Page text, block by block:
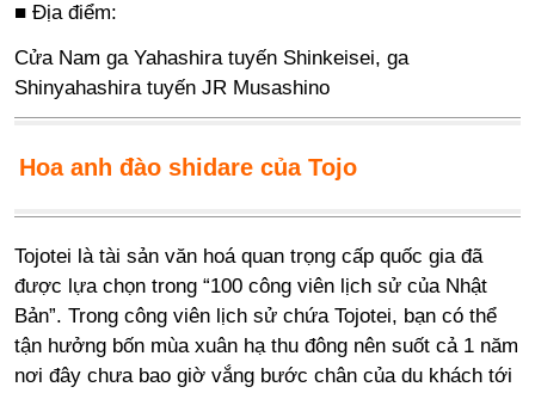
■ Địa điểm:
Cửa Nam ga Yahashira tuyến Shinkeisei, ga
Shinyahashira tuyến JR Musashino
Hoa anh đào shidare của Tojo
Tojotei là tài sản văn hoá quan trọng cấp quốc gia đã
được lựa chọn trong “100 công viên lịch sử của Nhật
Bản”. Trong công viên lịch sử chứa Tojotei, bạn có thể
tận hưởng bốn mùa xuân hạ thu đông nên suốt cả 1 năm
nơi đây chưa bao giờ vắng bước chân của du khách tới